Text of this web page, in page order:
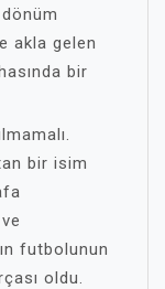
akla gelen
bir
bir isim
futbolunun
oldu.